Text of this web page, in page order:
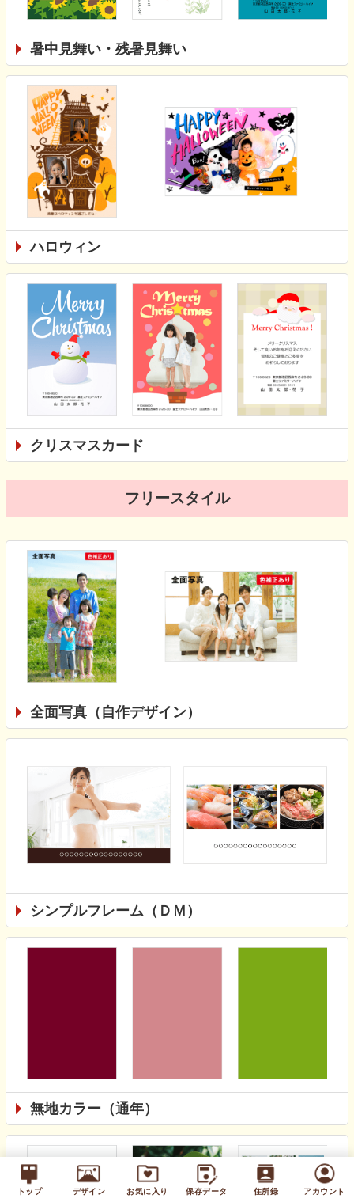
トップ デザイン お気に入り 保存データ 住所録 アカウント
暑中見舞い・残暑見舞い
ハロウィン
クリスマスカード
フリースタイル
全面写真（自作デザイン）
シンプルフレーム（ＤＭ）
無地カラー（通年）